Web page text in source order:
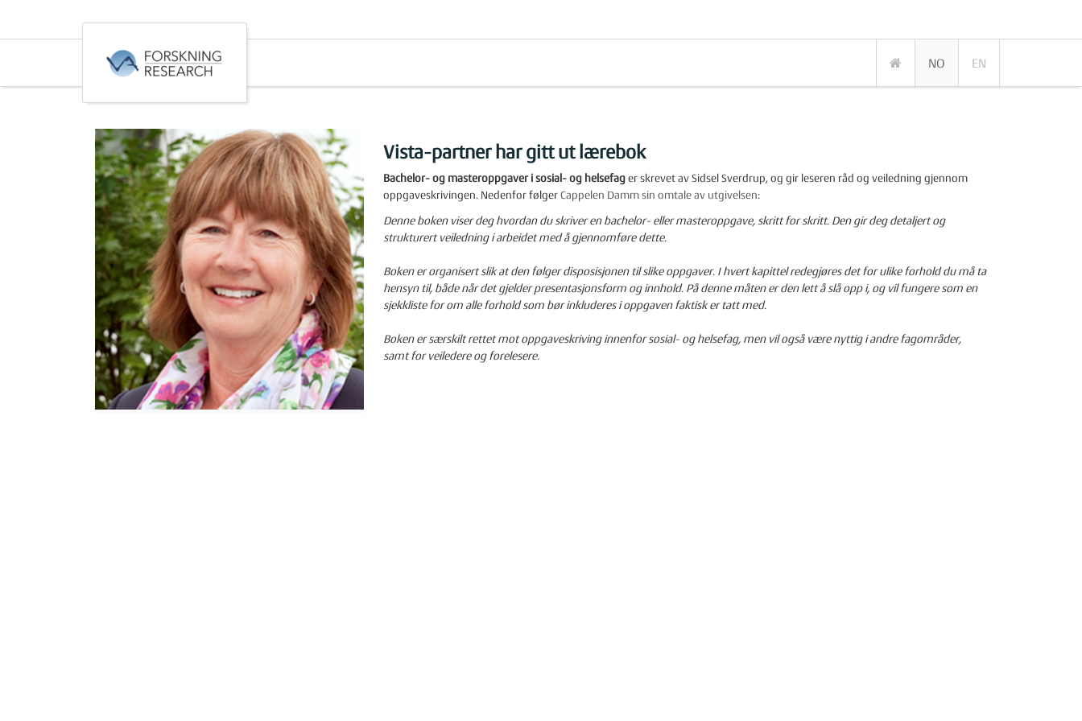
NO EN
Vista-partner har gitt ut lærebok
Bachelor- og masteroppgaver i sosial- og helsefag er skrevet av Sidsel Sverdrup, og gir leseren råd og veiledning gjennom
oppgaveskrivingen. Nedenfor følger Cappelen Damm sin omtale av utgivelsen:
Denne boken viser deg hvordan du skriver en bachelor- eller masteroppgave, skritt for skritt. Den gir deg detaljert og
strukturert veiledning i arbeidet med å gjennomføre dette.
Boken er organisert slik at den følger disposisjonen til slike oppgaver. I hvert kapittel redegjøres det for ulike forhold du må ta
hensyn til, både når det gjelder presentasjonsform og innhold. På denne måten er den lett å slå opp i, og vil fungere som en
sjekkliste for om alle forhold som bør inkluderes i oppgaven faktisk er tatt med.
Boken er særskilt rettet mot oppgaveskriving innenfor sosial- og helsefag, men vil også være nyttig i andre fagområder,
samt for veiledere og forelesere.